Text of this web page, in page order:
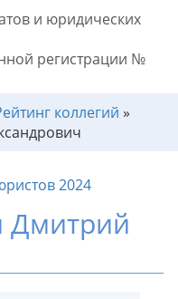
и юридических
регистрации №
коллегий »
Дмитрий